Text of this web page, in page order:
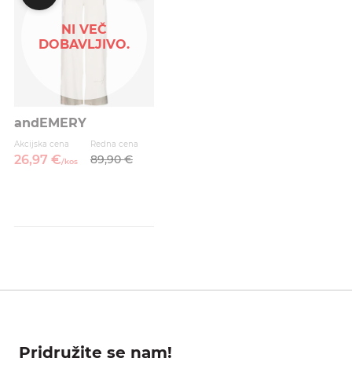
NI VEČ
DOBAVLJIVO.
andEMERY
Akcijska cena
26,97 €/kos
Redna cena
89,90 €
Pridružite se nam!